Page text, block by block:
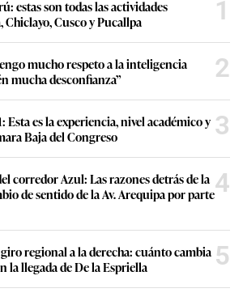
estas son todas las actividades
Cusco y Pucallpa
1
mucho respeto a la inteligencia
mucha desconfianza”
2
Esta es la experiencia, nivel académico y
Baja del Congreso
3
corredor Azul: Las razones detrás de la
de sentido de la Av. Arequipa por parte4
regional a la derecha: cuánto cambia
la llegada de De la Espriella
5